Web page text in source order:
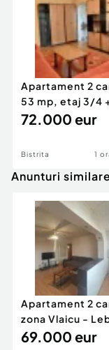
Apartament 2
53 mp, etaj 3/4
parcare
72.000 eur
Bistrita 1
Anunturi similare
Apartament 2
zona Vlaicu -
69.000 eur